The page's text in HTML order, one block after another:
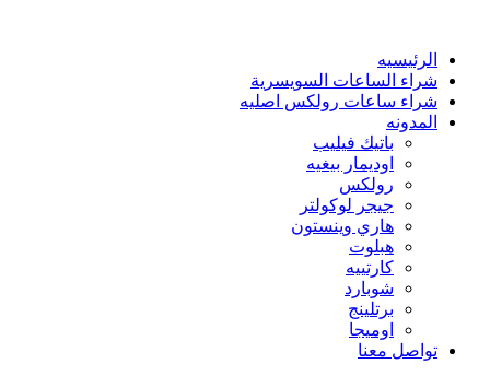
الرئيسيه
شراء الساعات السويسرية
شراء ساعات رولكس اصليه
المدونه
باتيك فيليب
اوديمار بيغيه
رولكس
جيجر لوكولتر
هاري وينستون
هبلوت
كارتييه
شوبارد
برتلينج
اوميجا
تواصل معنا